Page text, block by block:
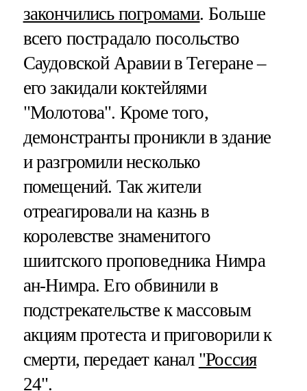
закончились погромами. Больше
всего пострадало посольство
Саудовской Аравии в Тегеране –
его закидали коктейлями
"Молотова". Кроме того,
демонстранты проникли в здание
и разгромили несколько
помещений. Так жители
отреагировали на казнь в
королевстве знаменитого
шиитского проповедника Нимра
ан-Нимра. Его обвинили в
подстрекательстве к массовым
акциям протеста и приговорили к
смерти, передает канал "Россия
24".